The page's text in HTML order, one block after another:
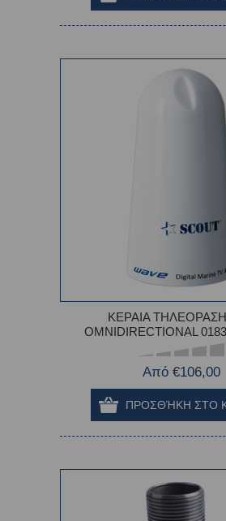
ΚΕΡΑΙΑ
OMNIDIRECTIONAL
Από €106,00